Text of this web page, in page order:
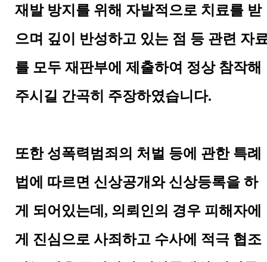
재발 방지를 위해 자발적으로 치료를 받
으며 깊이 반성하고 있는 점 등 관련 자
를 모두 재판부에 제출하여 정상 참작해
주시길 간곡히 주장하였습니다.
또한 성폭력범죄의 처벌 등에 관한 특례
법에 따르면 신상공개와 신상등록을 하
게 되어있는데, 의뢰인의 경우 피해자에
게 진심으로 사죄하고 수사에 적극 협조